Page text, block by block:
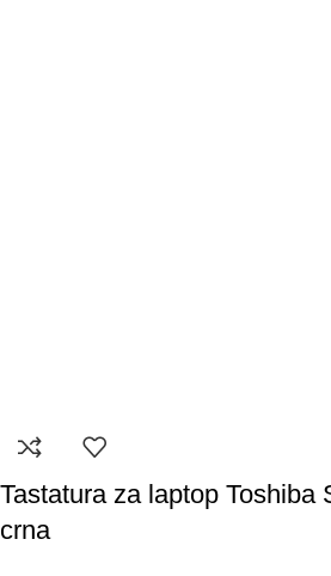
Tastatura za laptop Toshiba
crna